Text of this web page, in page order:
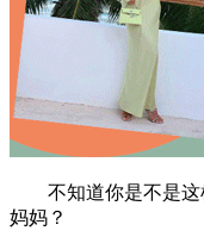
不知道你是不是这
妈妈？